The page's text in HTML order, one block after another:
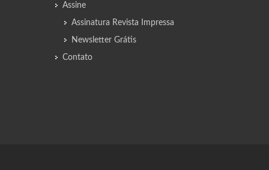
Assine
Assinatura Revista Impressa
Newsletter Grátis
Contato